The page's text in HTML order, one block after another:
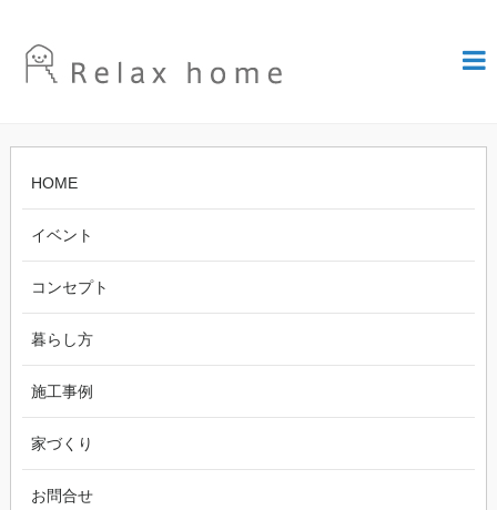
HOME
イベント
コンセプト
暮らし方
施工事例
家づくり
お問合せ